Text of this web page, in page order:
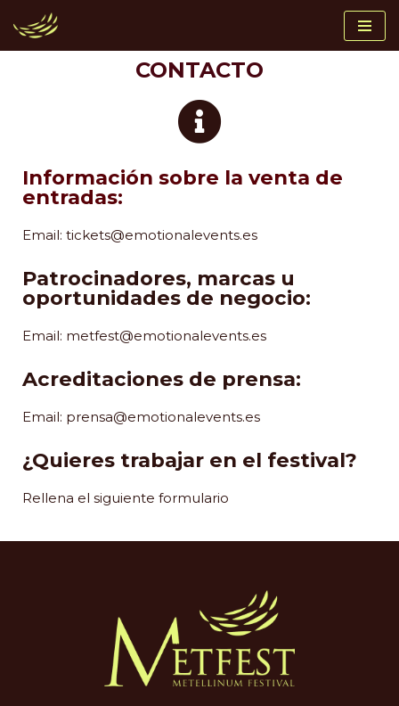
Saltar
CONTACTO
Información sobre la venta de
entradas:
Email: tickets@emotionalevents.es
Patrocinadores, marcas u
oportunidades de negocio:
Email: metfest@emotionalevents.es
Acreditaciones de prensa:
Email: prensa@emotionalevents.es
¿Quieres trabajar en el festival?
Rellena el siguiente formulario